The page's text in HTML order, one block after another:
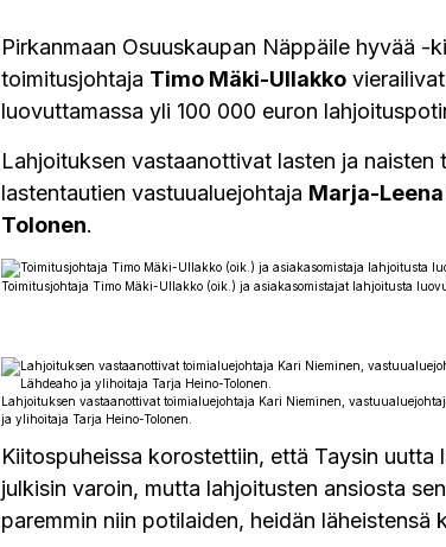
Pirkanmaan Osuuskaupan Näppäile hyvää -
toimitusjohtaja Timo Mäki-Ullakko
luovuttamassa yli 100 000 euron
Lahjoituksen vastaanottivat lasten ja naisten
lastentautien vastuualuejohtaja Marja-
Tolonen.
Toimitusjohtaja Timo Mäki-Ullakko (oik.) ja asiakasomistajat lahjoitusta
Lahjoituksen vastaanottivat toimialuejohtaja Kari Nieminen,
ja ylihoitaja Tarja Heino-Tolonen.
Kiitospuheissa korostettiin, että Taysin uutta
julkisin varoin, mutta lahjoitusten ansiosta
paremmin niin potilaiden, heidän